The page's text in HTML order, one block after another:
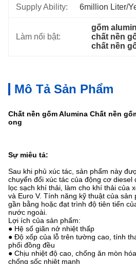
Supply Ability: 6million Liter/
Làm nổi bật:
gốm
chất nền
chất nền
Mô Tả Sản Phẩm
Chất nền gốm Alumina Chất nền
ong
Sự miêu tả:
Sau khi phủ xúc tác, sản phẩm này
chuyển đổi xúc tác của động cơ diesel
lọc sạch khí thải, làm cho khí thải của
và Euro V. Tính năng kỹ thuật của sản
gần bằng hoặc đạt trình độ tiên tiến
nước ngoài.
Lợi ích của sản phẩm:
● Hệ số giãn nở nhiệt thấp
● Độ xốp của lỗ trên tường cao, tính
phối đồng đều
● Chịu nhiệt độ cao, chống ăn mòn
chống sốc nhiệt mạnh